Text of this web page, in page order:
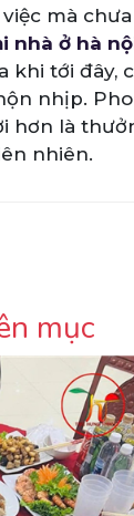
mà
nhà ở hà
khi tới
nhịp.
hơn là
nhiên.
mục